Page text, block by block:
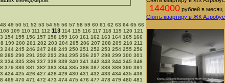
48 49 50 51 52 53 54 55 56 57 58 59 60 61 62 63 64 65 66
108 109 110 111 112 113 114 115 116 117 118 119 120 121
154 155 156 157 158 159 160 161 162 163 164 165 166
199 200 201 202 203 204 205 206 207 208 209 210 211
244 245 246 247 248 249 250 251 252 253 254 255 256
289 290 291 292 293 294 295 296 297 298 299 300 301
334 335 336 337 338 339 340 341 342 343 344 345 346
379 380 381 382 383 384 385 386 387 388 389 390 391
424 425 426 427 428 429 430 431 432 433 434 435 436
469 470 471 472 473 474 475 476 477 478 479 480 481
144000рублей в месяц
Снять квартиру в ЖК Аэробус